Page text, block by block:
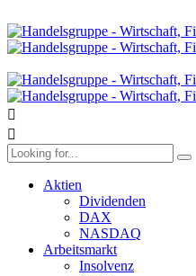
Aktien
Dividenden
DAX
NASDAQ
Arbeitsmarkt
Insolvenz